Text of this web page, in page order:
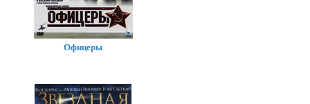
Офицеры